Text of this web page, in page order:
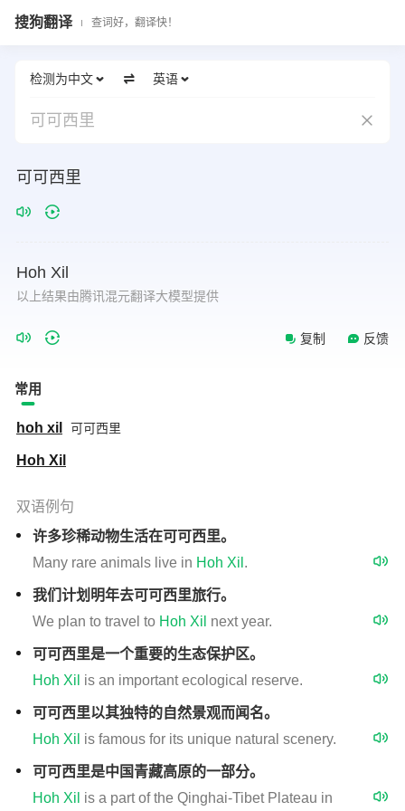
搜狗翻译 查词好，翻译快！
检测为中文 英语
可可西里
可可西里
Hoh Xil
以上结果由腾讯混元翻译大模型提供
复制 反馈
常用
hoh xil 可可西里
Hoh Xil
双语例句
许多珍稀动物生活在可可西里。
Many rare animals live in Hoh Xil .
我们计划明年去可可西里旅行。
We plan to travel to Hoh Xil next year.
可可西里是一个重要的生态保护区。
Hoh Xil is an important ecological reserve.
可可西里以其独特的自然景观而闻名。
Hoh Xil is famous for its unique natural scenery.
可可西里是中国青藏高原的一部分。
Hoh Xil is a part of the Qinghai-Tibet Plateau in